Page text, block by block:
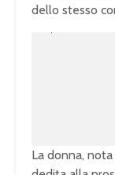
dello stesso
La donna,